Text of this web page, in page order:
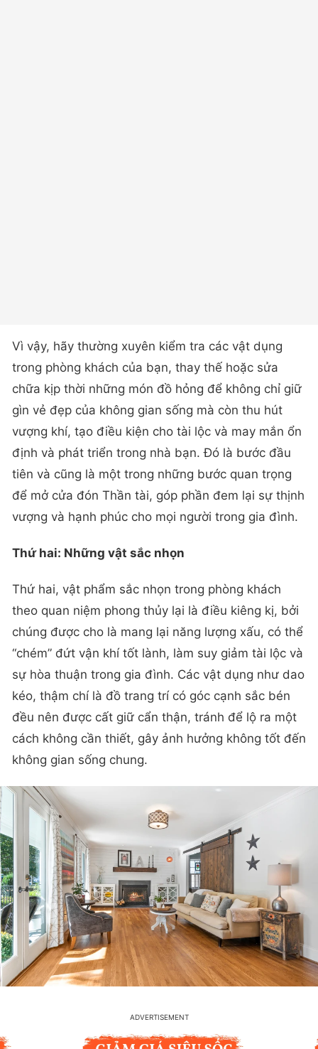
Vì vậy, hãy thường xuyên kiểm tra các vật dụng
trong phòng khách của bạn, thay thế hoặc sửa
chữa kịp thời những món đồ hỏng để không chỉ giữ
gìn vẻ đẹp của không gian sống mà còn thu hút
vượng khí, tạo điều kiện cho tài lộc và may mắn ổn
định và phát triển trong nhà bạn. Đó là bước đầu
tiên và cũng là một trong những bước quan trọng
để mở cửa đón Thần tài, góp phần đem lại sự thịnh
vượng và hạnh phúc cho mọi người trong gia đình.
Thứ hai: Những vật sắc nhọn
Thứ hai, vật phẩm sắc nhọn trong phòng khách
theo quan niệm phong thủy lại là điều kiêng kị, bởi
chúng được cho là mang lại năng lượng xấu, có thể
“chém” đứt vận khí tốt lành, làm suy giảm tài lộc và
sự hòa thuận trong gia đình. Các vật dụng như dao
kéo, thậm chí là đồ trang trí có góc cạnh sắc bén
đều nên được cất giữ cẩn thận, tránh để lộ ra một
cách không cần thiết, gây ảnh hưởng không tốt đến
không gian sống chung.